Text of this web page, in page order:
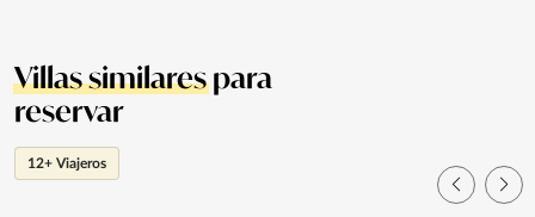
Villas similarespara
reservar
12+ Viajeros